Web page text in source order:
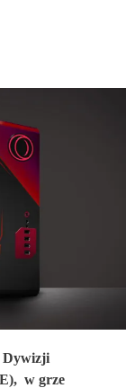
Dywizji
w grze